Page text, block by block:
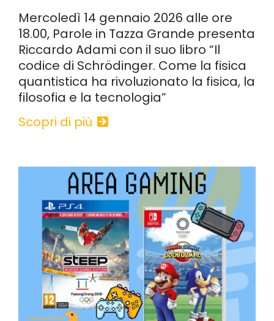
Mercoledì 14 gennaio 2026 alle ore
18.00, Parole in Tazza Grande presenta
Riccardo Adami con il suo libro “Il
codice di Schrödinger. Come la fisica
quantistica ha rivoluzionato la fisica, la
filosofia e la tecnologia”
Scopri di più